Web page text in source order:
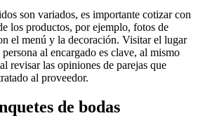
son variados, es importante cotizar con
los productos, por ejemplo, fotos de
el menú y la decoración. Visitar el lugar
al encargado es clave, al mismo
revisar las opiniones de parejas que
al proveedor.
de bodas